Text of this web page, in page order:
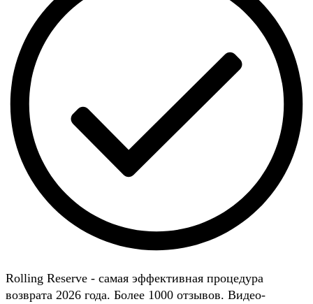
Rolling Reserve - самая эффективная процедура
возврата 2026 года. Более 1000 отзывов. Видео-